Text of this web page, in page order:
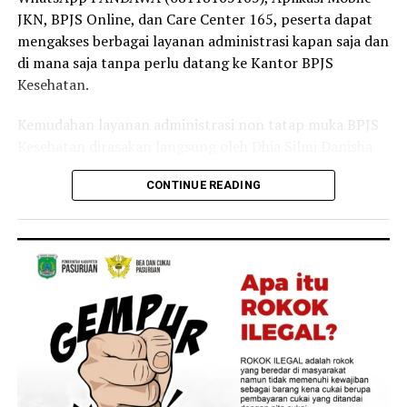
Selain sebagai tenaga kesehatan, Linda juga merasakan
langsung manfaat Program JKN dalam kehidupan
keluarganya.
ringan, seperti batuk dan pilek.
“Keluarga saya juga merasakan langsung manfaat
Program JKN. Saat mengalami keluhan ringan seperti
batuk atau pilek, kami dapat segera memeriksakan diri
dan memperoleh pelayanan kesehatan yang dibutuhkan.
Kehadiran Program JKN membuat kami merasa lebih
tenang karena tidak perlu khawatir terhadap biaya saat
membutuhkan pengobatan,” tuturnya.
Pengalamannya melayani pasien sekaligus merasakan
JKN, BPJS Online, dan Care Center 165, peserta dapat
mengakses berbagai layanan administrasi kapan saja dan
di mana saja tanpa perlu datang ke Kantor BPJS
Kesehatan.
Kemudahan layanan administrasi non tatap muka BPJS
(22), peserta JKN asal Desa Tegal Besar, Kecamatan
Kaliwates, Kabupaten Jember.
membantunya mengurus kebutuhan administrasi
kepesertaan secara praktis tanpa harus datang ke
Kantor BPJS Kesehatan.
“Saya baru tahu kalau banyak layanan administrasi JKN
ternyata bisa diakses lewat Aplikasi Mobile JKN setelah
dijelaskan oleh petugas BPJS Keliling. Sejak itu saya lebih
sering menggunakan aplikasi karena lebih praktis. Dari
CONTINUE READING